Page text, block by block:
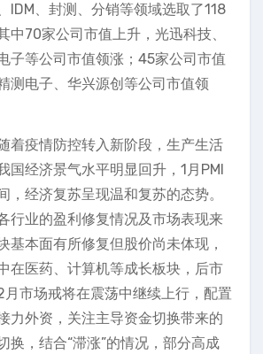
IDM、封测、分销等领域选取了118
中70家公司市值上升，光迅科技、
子等公司市值领涨；45家公司市值
测电子、华兴源创等公司市值领
着疫情防控转入新阶段，生产生活
国经济景气水平明显回升，1月PMI
，经济复苏呈现温和复苏的态势。
行业的盈利修复情况及市场表现来
基本面有所修复但股价尚未体现，
在医药、计算机等成长板块，后市
市场戒将在震荡中继续上行，配置
力外资，关注主导资金切换带来的
换，结合“滞涨”的情况，部分高成